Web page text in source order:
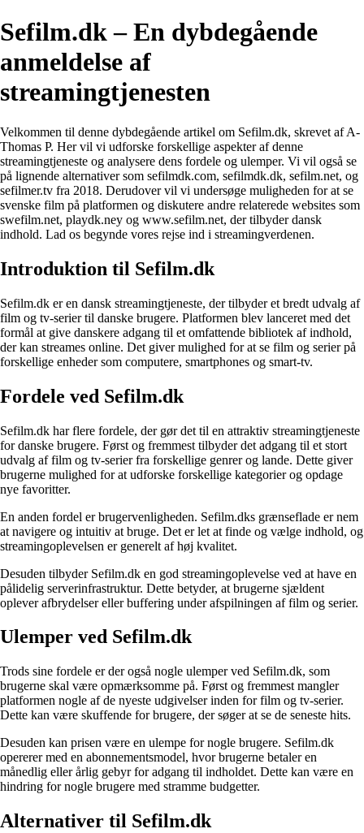
Sefilm.dk – En dybdegående
anmeldelse af
streamingtjenesten
Velkommen til denne dybdegående artikel om Sefilm.dk, skrevet af A-
Thomas P. Her vil vi udforske forskellige aspekter af denne
streamingtjeneste og analysere dens fordele og ulemper. Vi vil også se
på lignende alternativer som sefilmdk.com, sefilmdk.dk, sefilm.net, og
sefilmer.tv fra 2018. Derudover vil vi undersøge muligheden for at se
svenske film på platformen og diskutere andre relaterede websites som
swefilm.net, playdk.ney og www.sefilm.net, der tilbyder dansk
indhold. Lad os begynde vores rejse ind i streamingverdenen.
Introduktion til Sefilm.dk
Sefilm.dk er en dansk streamingtjeneste, der tilbyder et bredt udvalg af
film og tv-serier til danske brugere. Platformen blev lanceret med det
formål at give danskere adgang til et omfattende bibliotek af indhold,
der kan streames online. Det giver mulighed for at se film og serier på
forskellige enheder som computere, smartphones og smart-tv.
Fordele ved Sefilm.dk
Sefilm.dk har flere fordele, der gør det til en attraktiv streamingtjeneste
for danske brugere. Først og fremmest tilbyder det adgang til et stort
udvalg af film og tv-serier fra forskellige genrer og lande. Dette giver
brugerne mulighed for at udforske forskellige kategorier og opdage
nye favoritter.
En anden fordel er brugervenligheden. Sefilm.dks grænseflade er nem
at navigere og intuitiv at bruge. Det er let at finde og vælge indhold, og
streamingoplevelsen er generelt af høj kvalitet.
Desuden tilbyder Sefilm.dk en god streamingoplevelse ved at have en
pålidelig serverinfrastruktur. Dette betyder, at brugerne sjældent
oplever afbrydelser eller buffering under afspilningen af film og serier.
Ulemper ved Sefilm.dk
Trods sine fordele er der også nogle ulemper ved Sefilm.dk, som
brugerne skal være opmærksomme på. Først og fremmest mangler
platformen nogle af de nyeste udgivelser inden for film og tv-serier.
Dette kan være skuffende for brugere, der søger at se de seneste hits.
Desuden kan prisen være en ulempe for nogle brugere. Sefilm.dk
opererer med en abonnementsmodel, hvor brugerne betaler en
månedlig eller årlig gebyr for adgang til indholdet. Dette kan være en
hindring for nogle brugere med stramme budgetter.
Alternativer til Sefilm.dk